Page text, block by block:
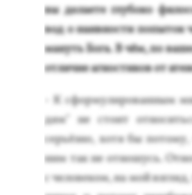
вы де­ла­ете глу­боко
вод о на­ив­ности по­пыток
ма­нуть Бо­га. В чём, по
от­ли­чие аг­ности­ков от
- К сфор­му­лиро­ван­ным
дям" не сто­ит
серь­ёз­но, хо­тя бы
ним так не от­но­шусь.
с че­лове­ком, на мой